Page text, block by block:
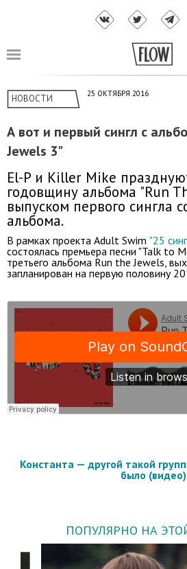
НОВОСТИ 25 ОКТЯБРЯ 2016
А вот и первый сингл с
Jewels 3"
El-P и Killer Mike
годовщину альбома "Run
выпуском первого сингла
альбома.
В рамках проекта Adult Swim "25
состоялась премьера песни "Talk to
третьего альбома Run the Jewels,
запланирован на первую половину
Константа — другой такой
было (видео)
ПОПУЛЯРНО НА